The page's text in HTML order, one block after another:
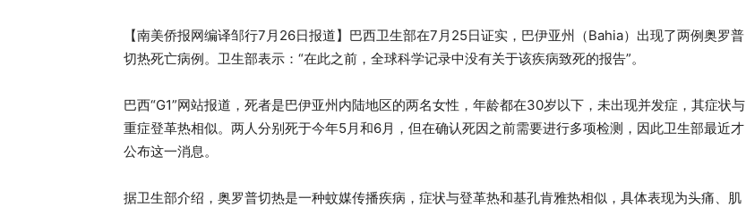
【南美侨报网编译邹行7月26日报道】巴西卫生部在7月25日证实，巴伊亚州（Bahia）出现了两例奥罗普
切热死亡病例。卫生部表示：“在此之前，全球科学记录中没有关于该疾病致死的报告”。
巴西“G1”网站报道，死者是巴伊亚州内陆地区的两名女性，年龄都在30岁以下，未出现并发症，其症状与
重症登革热相似。两人分别死于今年5月和6月，但在确认死因之前需要进行多项检测，因此卫生部最近才
公布这一消息。
据卫生部介绍，奥罗普切热是一种蚊媒传播疾病，症状与登革热和基孔肯雅热相似，具体表现为头痛、肌